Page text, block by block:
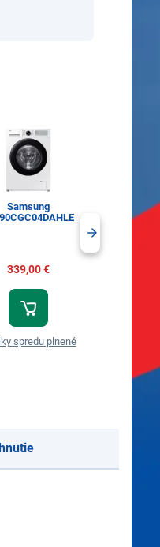
Samsung
339,00 €
spredu plnené
Tassimo
Espresso